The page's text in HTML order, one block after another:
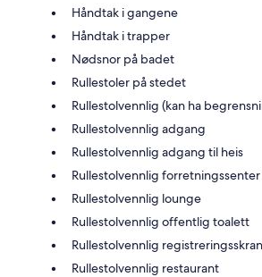
Håndtak i gangene
Håndtak i trapper
Nødsnor på badet
Rullestoler på stedet
Rullestolvennlig (kan ha
Rullestolvennlig adgang
Rullestolvennlig adgang til heis
Rullestolvennlig forretningssenter
Rullestolvennlig lounge
Rullestolvennlig offentlig toalett
Rullestolvennlig
Rullestolvennlig restaurant